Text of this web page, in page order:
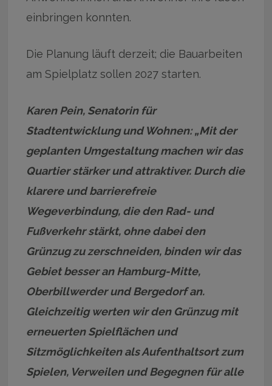
einbringen konnten.
Die Planung läuft derzeit; die Bauarbeiten
am Spielplatz sollen 2027 starten.
Karen Pein, Senatorin für
Stadtentwicklung und Wohnen: „Mit der
geplanten Umgestaltung machen wir das
Quartier stärker und attraktiver. Durch die
klarere und barrierefreie
Wegeverbindung, die den Rad- und
Fußverkehr stärkt, ohne dabei den
Grünzug zu zerschneiden, binden wir das
Gebiet besser an Hamburg-Mitte,
Oberbillwerder und Bergedorf an.
Gleichzeitig werten wir den Grünzug mit
erneuerten Spielflächen und
Sitzmöglichkeiten als Aufenthaltsort zum
Spielen, Verweilen und Begegnen für alle